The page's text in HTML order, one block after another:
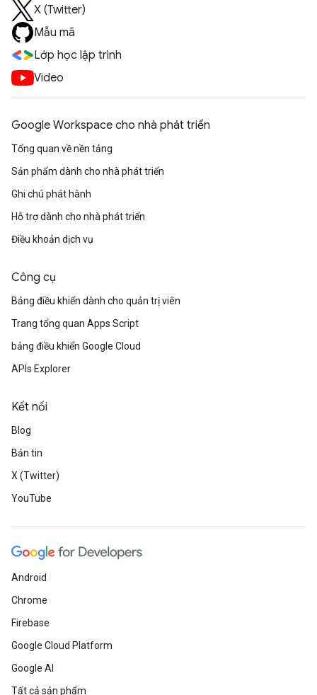
X (Twitter)
Mẫu mã
Lớp học lập trình
Video
Google Workspace cho nhà phát triển
Tổng quan về nền tảng
Sản phẩm dành cho nhà phát triển
Ghi chú phát hành
Hỗ trợ dành cho nhà phát triển
Điều khoản dịch vụ
Công cụ
Bảng điều khiển dành cho quản trị viên
Trang tổng quan Apps Script
bảng điều khiển Google Cloud
APIs Explorer
Kết nối
Blog
Bản tin
X (Twitter)
YouTube
Android
Chrome
Firebase
Google Cloud Platform
Google AI
Tất cả sản phẩm